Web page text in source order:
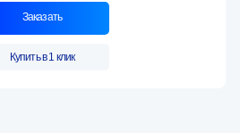
Заказать
Купить в 1 клик